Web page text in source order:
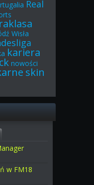
Real
Wisła
kariera
nowości
skin
w FM18